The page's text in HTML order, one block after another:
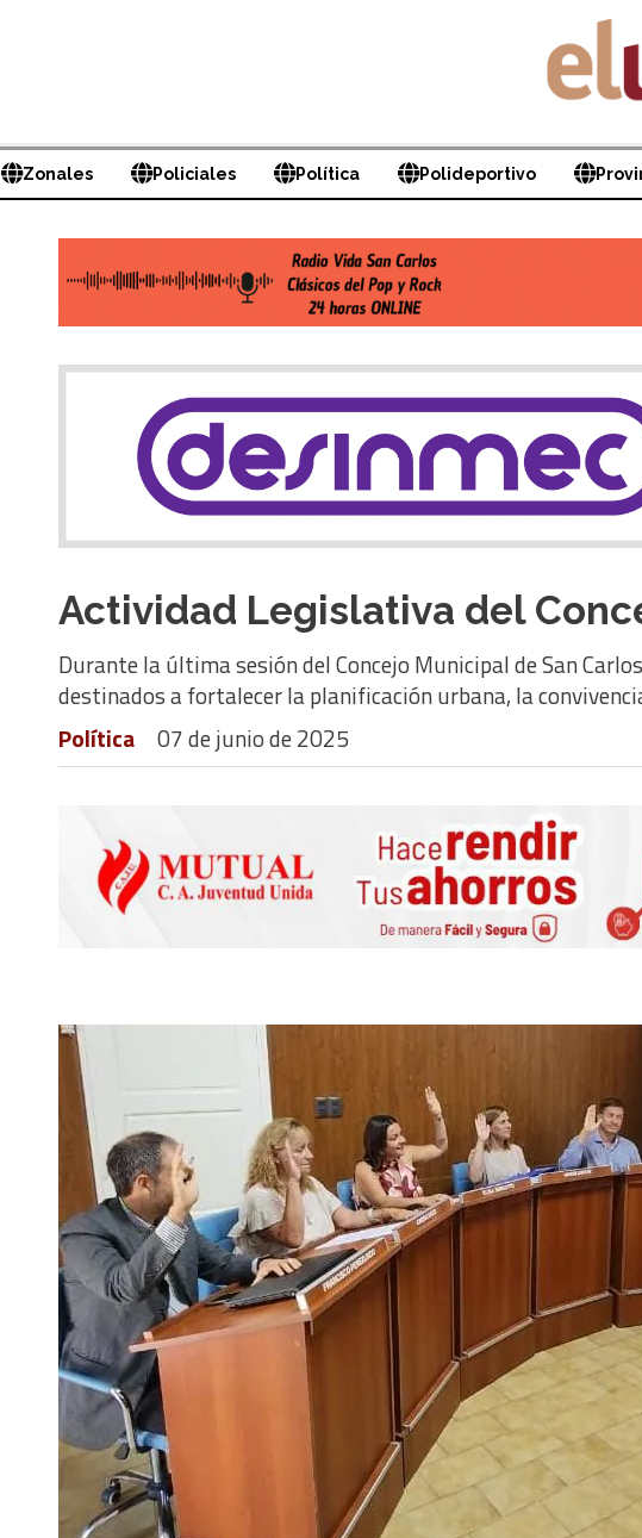
Zonales Policiales Política Polideportivo
Actividad Legislativa del
Durante la última sesión del Concejo Municipal de San
destinados a fortalecer la planificación urbana, la
Política
07 de junio de 2025